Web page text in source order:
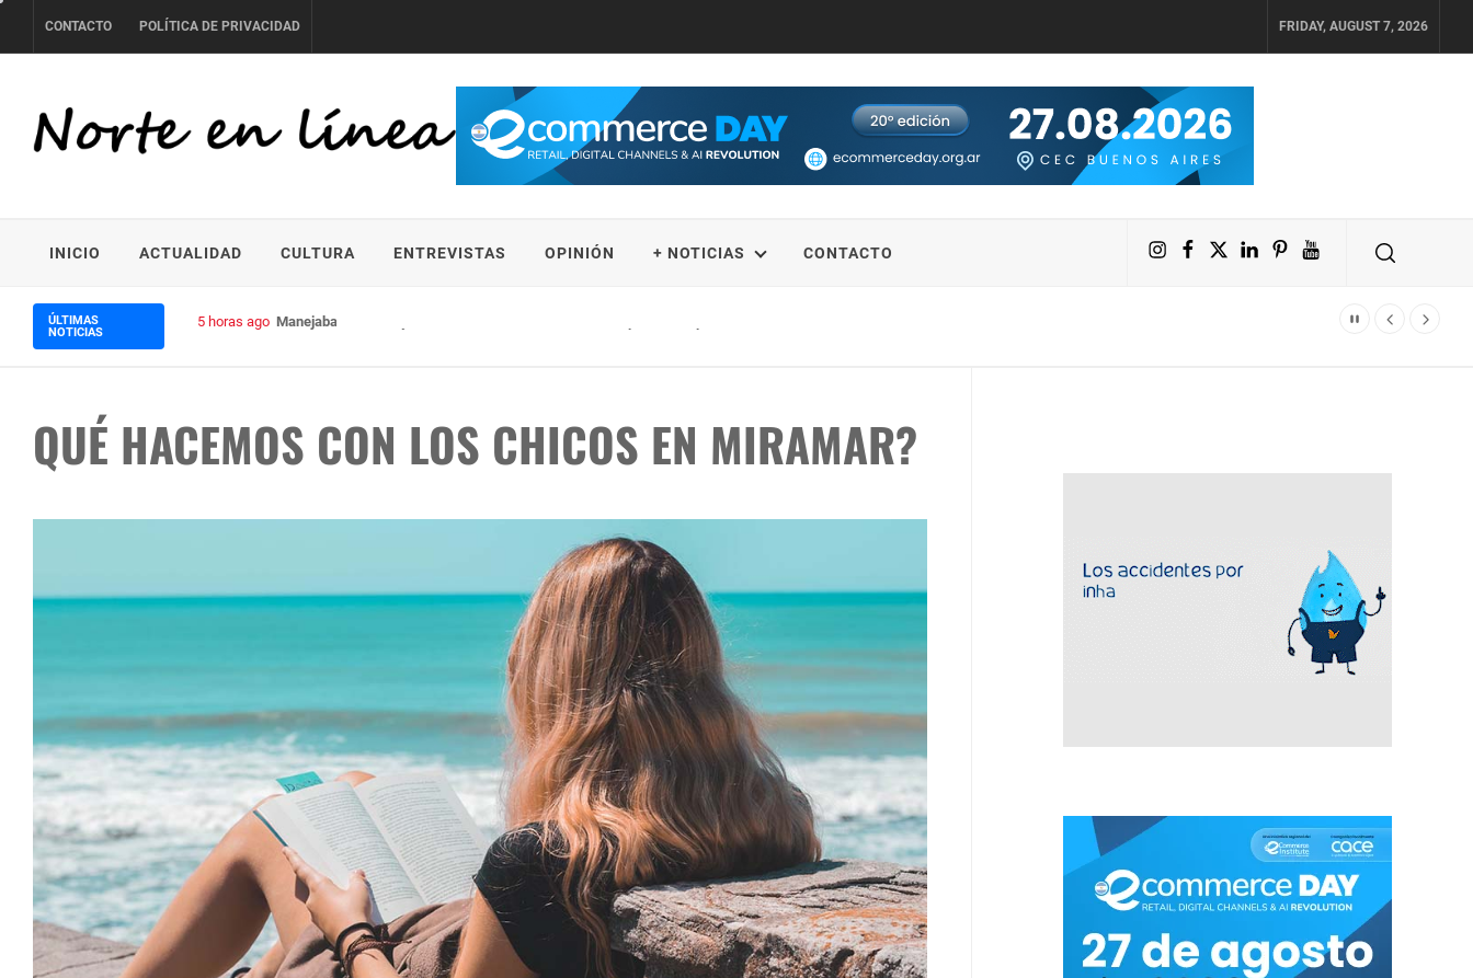
to
CONTACTO POLÍTICA DE PRIVACIDAD FRIDAY, AUGUST 7, 2026
INICIO ACTUALIDAD CULTURA ENTREVISTAS OPINIÓN + NOTICIAS CONTACTO Instagram
Facebook
X LinkedIn
PinterestYouTube
ÚLTIMAS
NOTICIAS
5 horas ago Manejaba borracho y con una licencia de conducir falsa por la Autopista Riccheri
QUÉ HACEMOS CON LOS CHICOS EN MIRAMAR?